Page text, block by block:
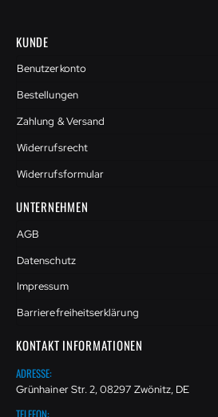
KUNDE
Benutzerkonto
Bestellungen
Zahlung & Versand
Widerrufsrecht
Widerrufsformular
UNTERNEHMEN
AGB
Datenschutz
Impressum
Barrierefreiheitserklärung
KONTAKT INFORMATIONEN
ADRESSE:
Grünhainer Str. 2, 08297 Zwönitz, DE